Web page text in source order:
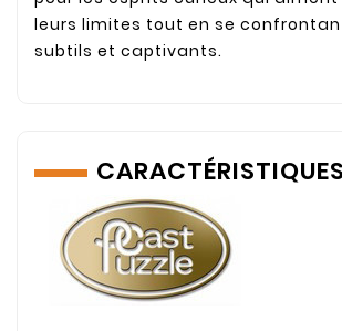
leurs limites tout en se
subtils et captivants.
CARACTÉRISTIQUES